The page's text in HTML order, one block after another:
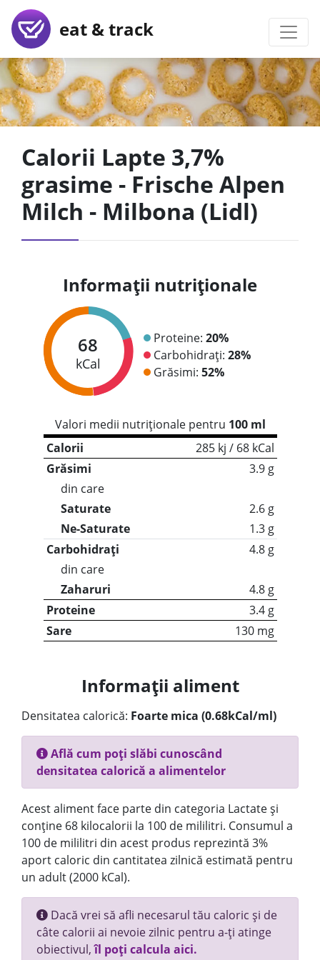
eat & track
Calorii Lapte 3,7%
grasime - Frische Alpen
Milch - Milbona (Lidl)
Informații nutriționale
68
kCal
Proteine: 20%
Carbohidrați: 28%
Grăsimi: 52%
Valori medii nutriționale pentru 100 ml
Calorii
285 kj / 68 kCal
Grăsimi
3.9 g
din care
Saturate
2.6 g
Ne-Saturate
1.3 g
Carbohidrați
4.8 g
din care
Zaharuri
4.8 g
Proteine
3.4 g
Sare
130 mg
Informații aliment
Densitatea calorică: Foarte mica (0.68kCal/ml)
Află cum poți slăbi cunoscând
densitatea calorică a alimentelor
Acest aliment face parte din categoria Lactate și
conține 68 kilocalorii la 100 de mililitri. Consumul a
100 de mililitri din acest produs reprezintă 3%
aport caloric din cantitatea zilnică estimată pentru
un adult (2000 kCal).
Dacă vrei să afli necesarul tău caloric și de
câte calorii ai nevoie zilnic pentru a-ți atinge
obiectivul,îl poți calcula aici.